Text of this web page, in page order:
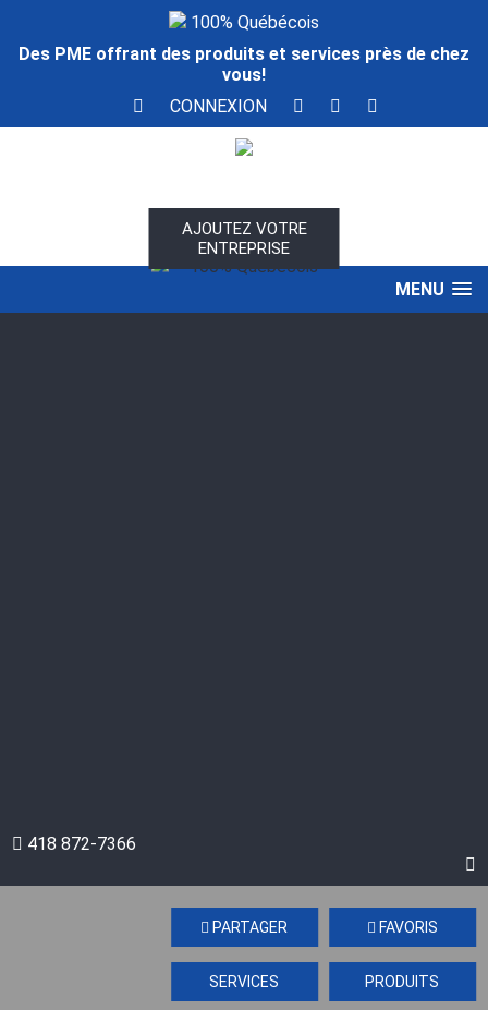
100% Québécois
Des PME offrant des produits et services près de chez
vous!
CONNEXION
100% Québécois
AJOUTEZ VOTRE
ENTREPRISE
MENU
418 872-7366
FAVORIS
PARTAGER
PRODUITS
SERVICES